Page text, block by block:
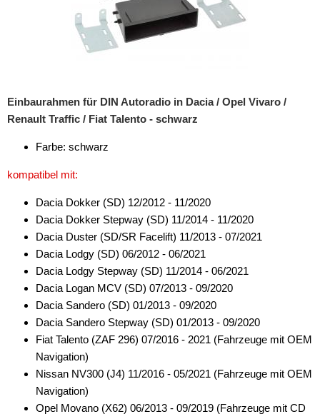
Einbaurahmen für DIN Autoradio in Dacia / Opel Vivaro /
Renault Traffic / Fiat Talento - schwarz
Farbe: schwarz
kompatibel mit:
Dacia Dokker (SD) 12/2012 - 11/2020
Dacia Dokker Stepway (SD) 11/2014 - 11/2020
Dacia Duster (SD/SR Facelift) 11/2013 - 07/2021
Dacia Lodgy (SD) 06/2012 - 06/2021
Dacia Lodgy Stepway (SD) 11/2014 - 06/2021
Dacia Logan MCV (SD) 07/2013 - 09/2020
Dacia Sandero (SD) 01/2013 - 09/2020
Dacia Sandero Stepway (SD) 01/2013 - 09/2020
Fiat Talento (ZAF 296) 07/2016 - 2021 (Fahrzeuge mit OEM
Navigation)
Nissan NV300 (J4) 11/2016 - 05/2021 (Fahrzeuge mit OEM
Navigation)
Opel Movano (X62) 06/2013 - 09/2019 (Fahrzeuge mit CD